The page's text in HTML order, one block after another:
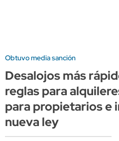
Obtuvo media sanción
Desalojos más
reglas para
para propietarios e
nueva ley